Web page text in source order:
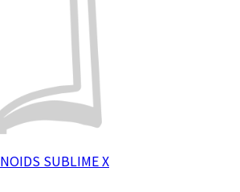
SUBLIME X